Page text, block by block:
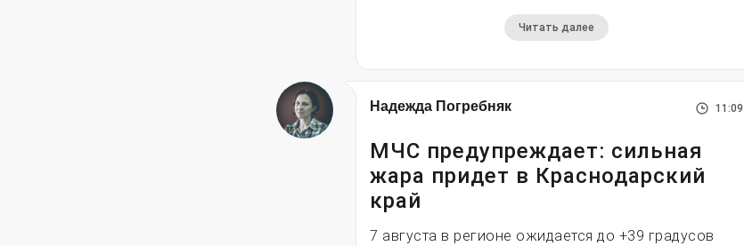
Читать далее
Надежда Погребняк 11:09
МЧС предупреждает: сильная
жара придет в Краснодарский
край
7 августа в регионе ожидается до +39 градусов